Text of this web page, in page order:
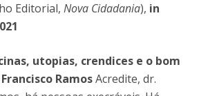
Editorial, Nova Cidadania), in
utopias, crendices e o bom
RamosAcredite, dr.